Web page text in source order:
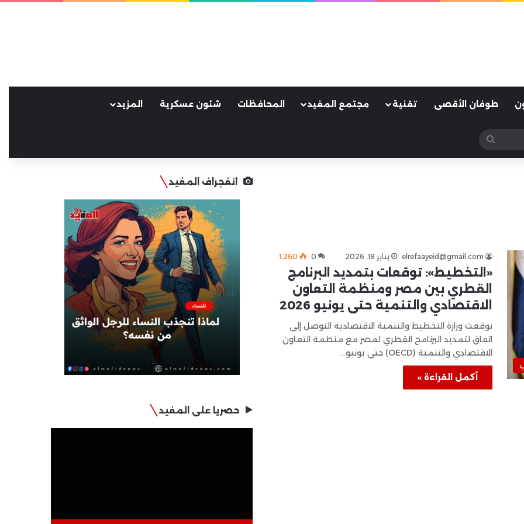
طوفان الأقصى تقنية مجتمع المفيد المحافظات شئون عسكرية المزيد
بحث
عن
elrefaayeid@gmail.com يناير 18, 2026 0 1٬260
«التخطيط»: توقعات بتمديد البرنامج
القطري بين مصر ومنظمة التعاون
الاقتصادي والتنمية حتى يونيو 2026
توقعت وزارة التخطيط والتنمية الاقتصادية التوصل إلى
اتفاق لتمديد البرنامج القطري لمصر مع منظمة التعاون
الاقتصادي والتنمية (OECD) حتى يونيو…
أكمل القراءة »
انفجراف المفيد
حصريا على المفيد